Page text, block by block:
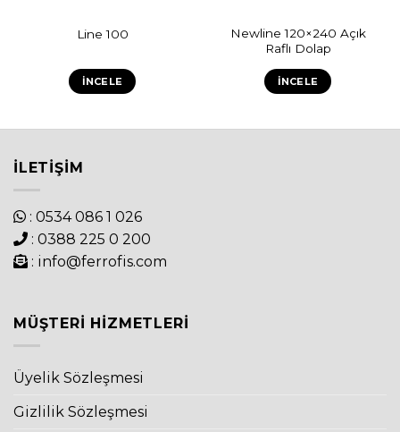
Line 100
İNCELE
Newline 120×240 Açık
Raflı Dolap
İNCELE
İLETIŞIM
: 0534 086 1 026
: 0388 225 0 200
: info@ferrofis.com
MÜŞTERI HIZMETLERI
Üyelik Sözleşmesi
Gizlilik Sözleşmesi